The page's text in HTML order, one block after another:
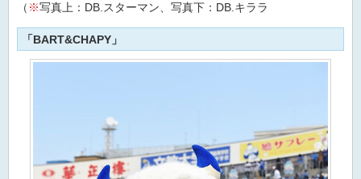
（ ※写真上：DB.スターマン、写真下：DB.キララ
「BART&CHAPY」